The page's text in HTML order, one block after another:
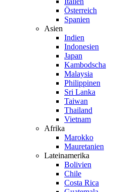
Österreich
Spanien
Asien
Indien
Indonesien
Japan
Kambodscha
Malaysia
Philippinen
Sri Lanka
Taiwan
Thailand
Vietnam
Afrika
Marokko
Mauretanien
Lateinamerika
Bolivien
Chile
Costa Rica